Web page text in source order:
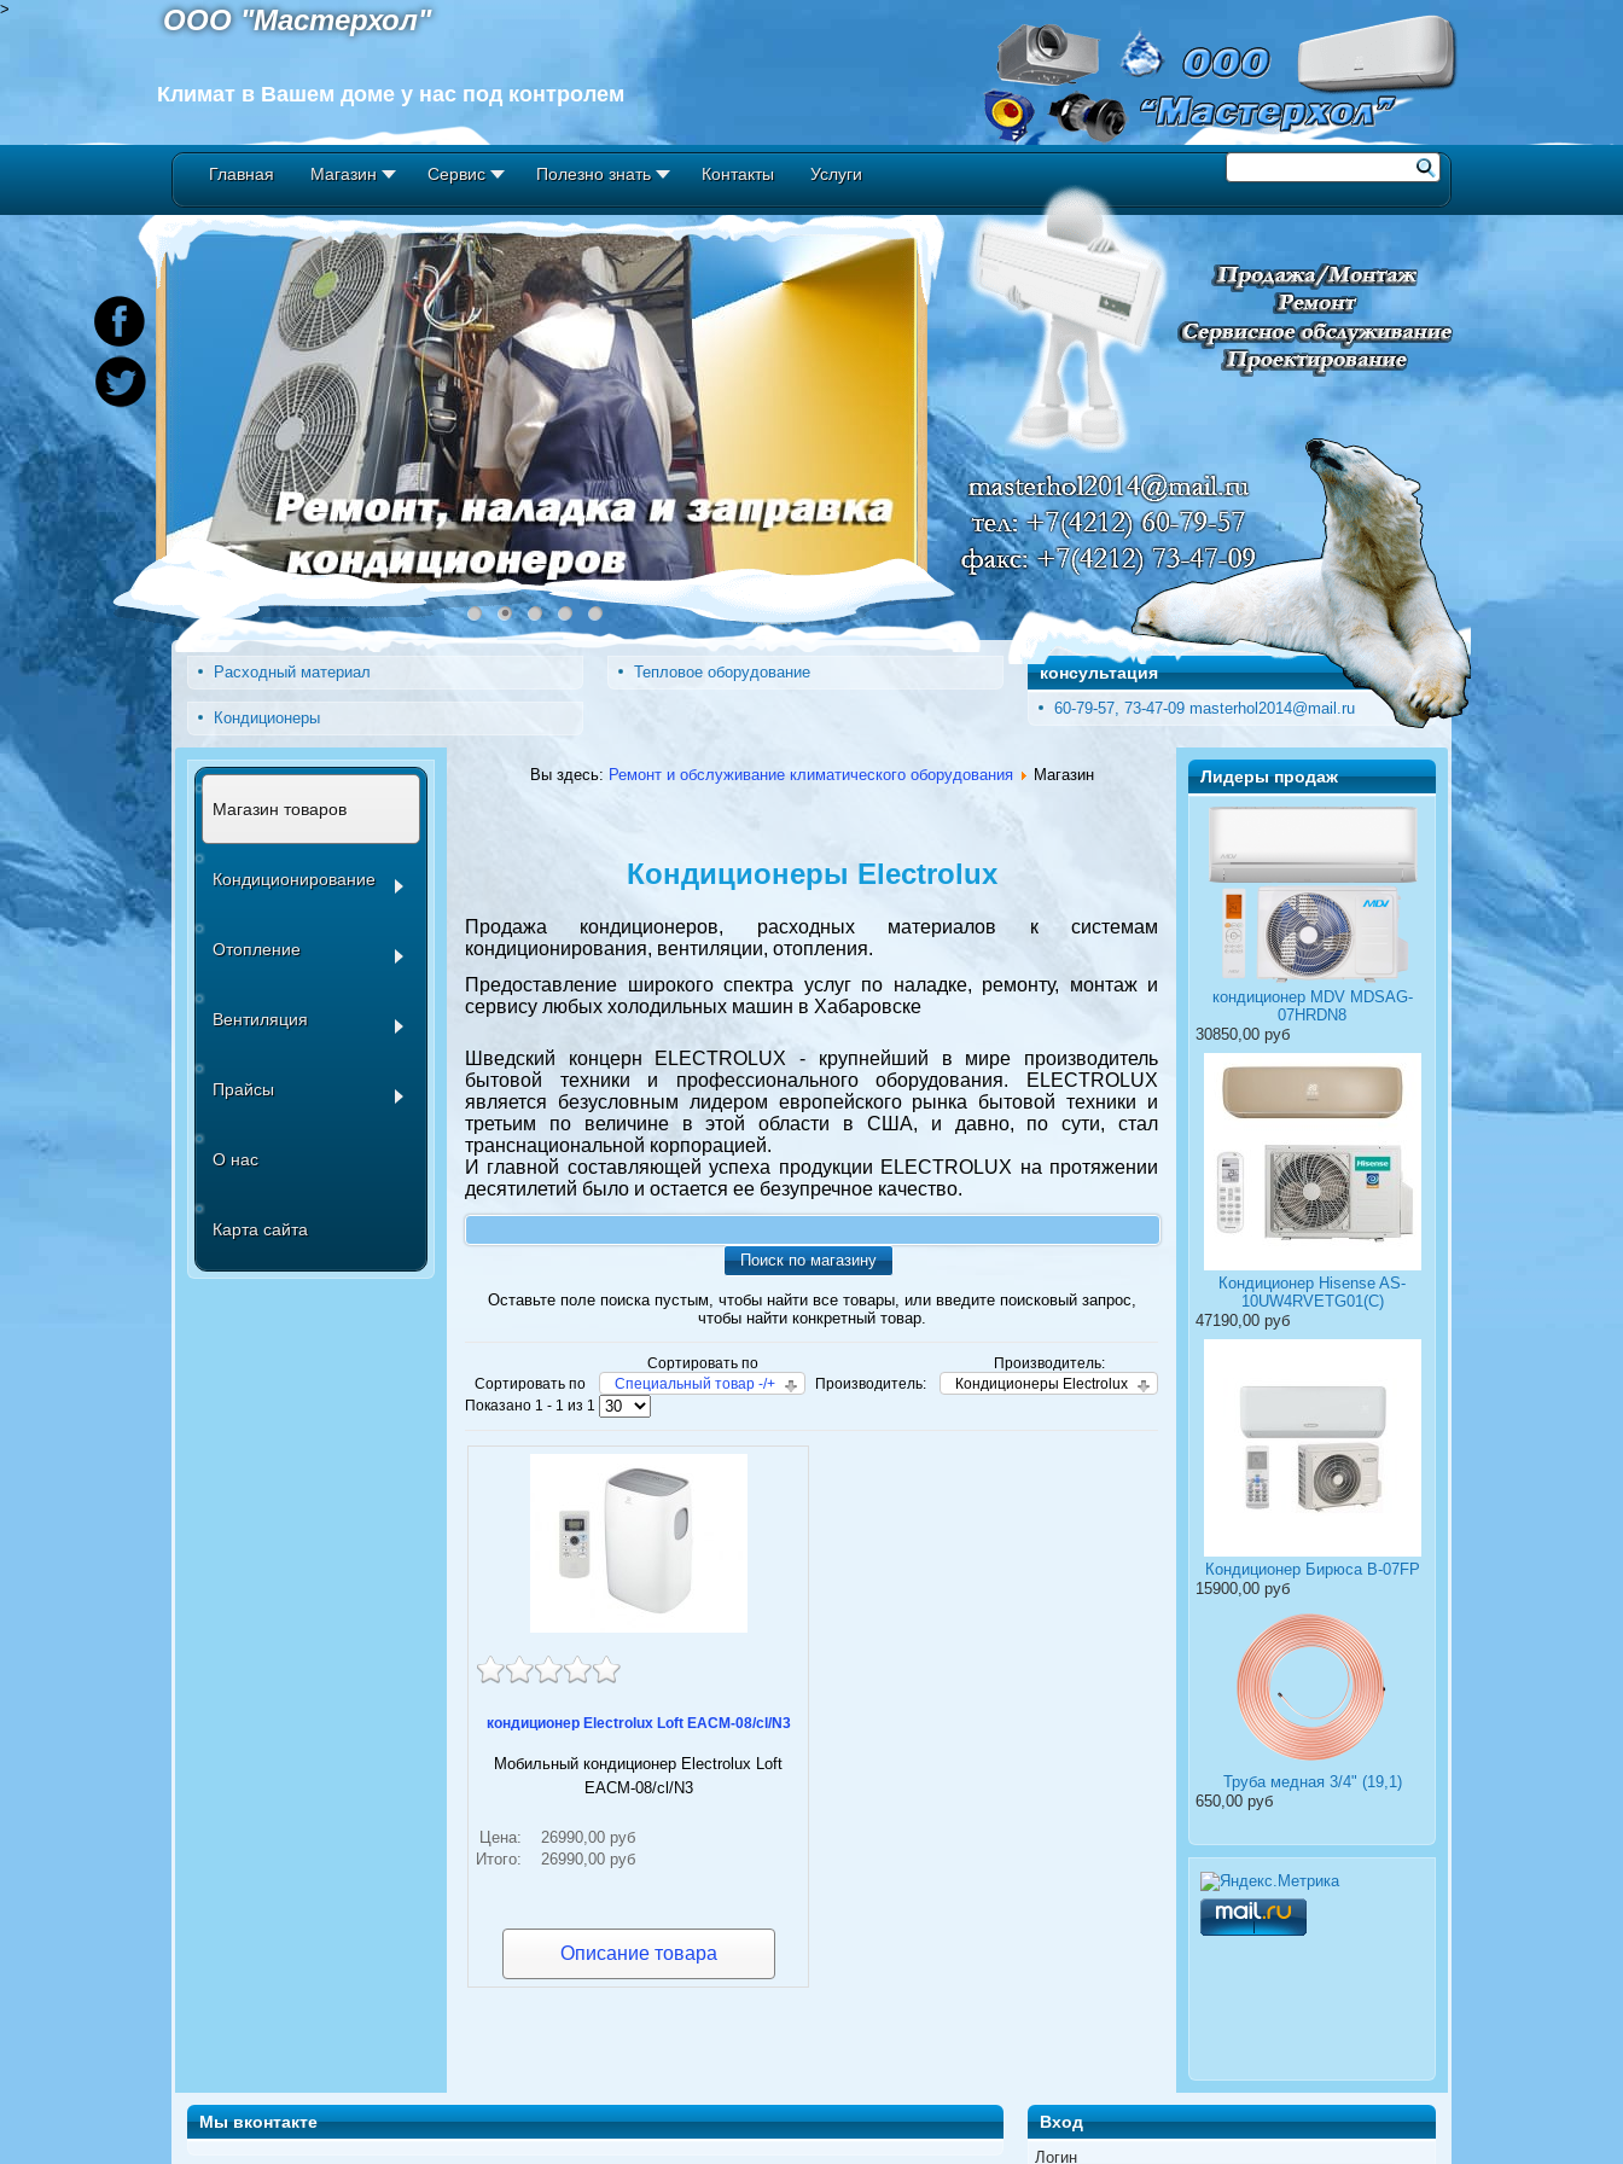
ООО "Мастерхол"
Климат в Вашем доме у нас под контролем
>
Главная Магазин Сервис Полезно знать Контакты Услуги
Расходный материал
Кондиционеры
Тепловое оборудование консультация
60-79-57, 73-47-09 masterhol2014@mail.ru
Магазин товаров
Кондиционирование
Отопление
Вентиляция
Прайсы
О нас
Карта сайта
Вы здесь: Ремонт и обслуживание климатического оборудования Магазин
Кондиционеры Electrolux
Продажа кондиционеров, расходных материалов к системам
кондиционирования, вентиляции, отопления.
Предоставление широкого спектра услуг по наладке, ремонту, монтаж и
сервису любых холодильных машин в Хабаровске
Шведский концерн ELECTROLUX - крупнейший в мире производитель
бытовой техники и профессионального оборудования. ELECTROLUX
является безусловным лидером европейского рынка бытовой техники и
третьим по величине в этой области в США, и давно, по сути, стал
транснациональной корпорацией.
И главной составляющей успеха продукции ELECTROLUX на протяжении
десятилетий было и остается ее безупречное качество.
Поиск по магазину
Оставьте поле поиска пустым, чтобы найти все товары, или введите поисковый запрос,
чтобы найти конкретный товар.
Сортировать по
Сортировать по
Специальный товар -/+
Производитель:
Производитель:
Кондиционеры Electrolux
Показано 1 - 1 из 1
кондиционер Electrolux Loft EACM-08/cl/N3
Мобильный кондиционер Electrolux Loft
EACM-08/cl/N3
Цена:
26990,00 руб
Итого:
26990,00 руб
Описание товара
Лидеры продаж
кондиционер MDV MDSAG-
07HRDN8
30850,00 руб
Кондиционер Hisense AS-
10UW4RVETG01(C)
47190,00 руб
Кондиционер Бирюса B-07FP
15900,00 руб
Труба медная 3/4" (19,1)
650,00 руб
Мы вконтакте Вход
Логин